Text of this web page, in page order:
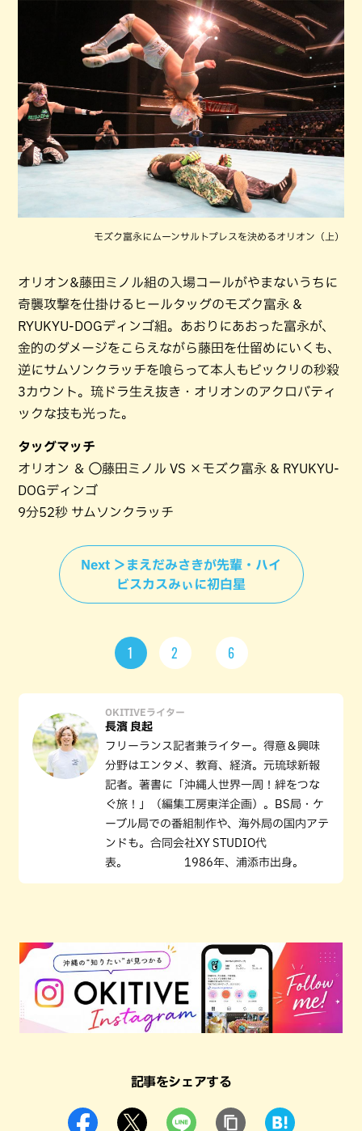
モズク富永にムーンサルトプレスを決めるオリオン（上）
オリオン&藤田ミノル組の入場コールがやまないうちに
奇襲攻撃を仕掛けるヒールタッグのモズク富永 &
RYUKYU-DOGディンゴ組。あおりにあおった富永が、
金的のダメージをこらえながら藤田を仕留めにいくも、
逆にサムソンクラッチを喰らって本人もビックリの秒殺
3カウント。琉ドラ生え抜き・オリオンのアクロバティ
ックな技も光った。
タッグマッチ
オリオン ＆ ◯藤田ミノル VS ×モズク富永 & RYUKYU-
DOGディンゴ
9分52秒 サムソンクラッチ
Next ＞まえだみさきが先輩・ハイ
ビスカスみぃに初白星
1 2 6
OKITIVEライター
長濱 良起
フリーランス記者兼ライター。得意＆興味
分野はエンタメ、教育、経済。元琉球新報
記者。著書に「沖縄人世界一周！絆をつな
ぐ旅！」（編集工房東洋企画）。BS局・ケ
ーブル局での番組制作や、海外局の国内アテ
ンドも。合同会社XY STUDIO代
表。 1986年、浦添市出身。
記事をシェアする